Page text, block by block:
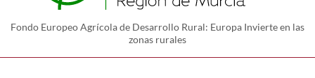
Fondo Europeo Agrícola de Desarrollo Rural: Europa Invierte en las
zonas rurales